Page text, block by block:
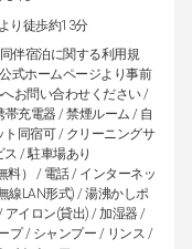
り徒歩約13分
伴宿泊に関する利用規
式ホームページより事前
お問い合わせください /
帯充電器 / 禁煙ルーム / 自
同宿可 / クリーニングサ
/ 駐車場あり
料） / 電話 / インターネッ
線LAN形式) / 湯沸かしポ
アイロン(貸出) / 加湿器 /
プ / シャンプー / リンス /